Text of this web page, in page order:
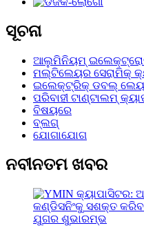
ସୂଚନା
ଆଲୁମିନିୟମ୍
ମଲ୍ଟିଲେୟର ସେରାମିକ୍
ଇଲେକ୍ଟ୍ରିକ୍ ଡବଲ୍
ପରିବାହୀ ଟାଣ୍ଟାଲମ୍
ବିଷୟରେ
ବ୍ଲଗ୍
ଯୋଗାଯୋଗ
ନବୀନତମ ଖବର